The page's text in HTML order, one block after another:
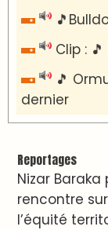
Clip : 🎵
🎵
dernier
Reportages
Nizar
rencontre
l’équité